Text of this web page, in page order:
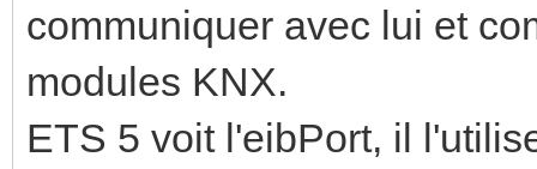
communiquer avec lui et
modules KNX.
ETS 5 voit l'eibPort, il